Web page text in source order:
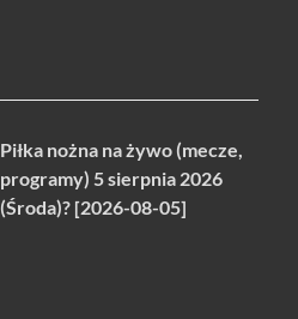
Piłka nożna na żywo (mecze,
programy) 5 sierpnia 2026
(Środa)? [2026-08-05]